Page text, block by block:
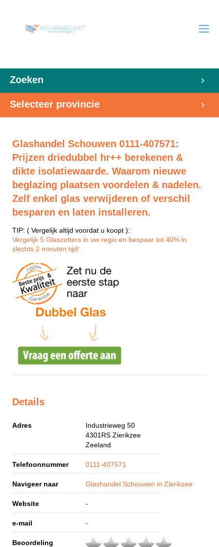
Zoeken
Selecteer provincie
Glashandel Schouwen 0111-407571:
Prijzen driedubbel hr++ berekenen &
dikte isolatiewaarde. Waarom nieuwe
beglazing plaatsen voordelen & nadelen.
Zelf enkel glas verwijderen of verschil
besparen en laten installeren.
TIP: ( Vergelijk altijd voordat u koopt ):
Vergelijk 5 Glaszetters in uw regio en bespaar tot 40% in
slechts 2 minuten tijd!
Details
Adres
Industrieweg 50
4301RS Zierikzee
Zeeland
Telefoonnummer 0111-407571
Navigeer naar Glashandel Schouwen in Zierikzee
Website -
e-mail -
Beoordeling